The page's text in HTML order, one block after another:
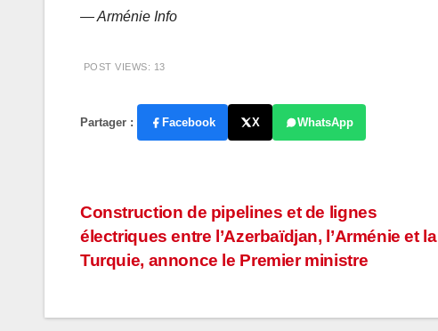
— Arménie Info
POST VIEWS: 13
Partager : Facebook X WhatsApp
Navigation
de
Construction de pipelines et de lignes
électriques entre l’Azerbaïdjan, l’Arménie et la
Turquie, annonce le Premier ministre